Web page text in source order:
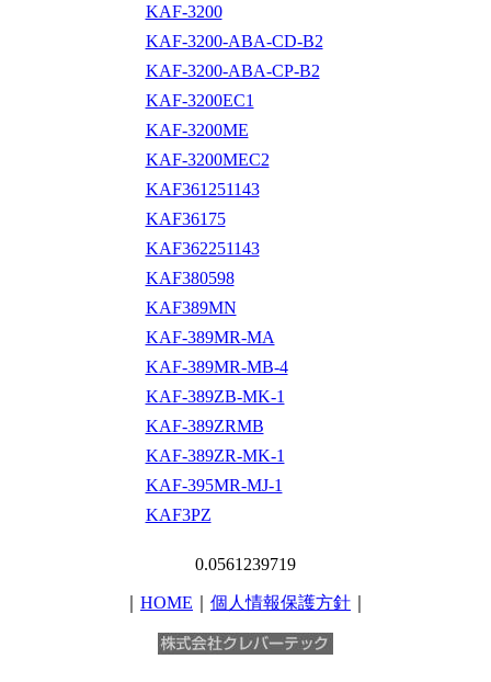
KAF-3200
KAF-3200-ABA-CD-B2
KAF-3200-ABA-CP-B2
KAF-3200EC1
KAF-3200ME
KAF-3200MEC2
KAF361251143
KAF36175
KAF362251143
KAF380598
KAF389MN
KAF-389MR-MA
KAF-389MR-MB-4
KAF-389ZB-MK-1
KAF-389ZRMB
KAF-389ZR-MK-1
KAF-395MR-MJ-1
KAF3PZ
0.0561239719
HOME 個人情報保護方針